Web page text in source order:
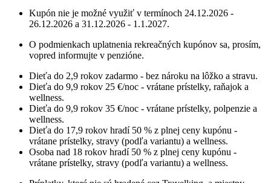
Kupón nie je možné využiť v termínoch 24.12.2026 -
26.12.2026 a 31.12.2026 - 1.1.2027.
O podmienkach uplatnenia rekreačných kupónov sa, prosím,
vopred informujte v penzióne.
Dieťa do 2,9 rokov zadarmo - bez nároku na lôžko a stravu.
Dieťa do 9,9 rokov 25 €/noc - vrátane prístelky, raňajok a
wellness.
Dieťa do 9,9 rokov 35 €/noc - vrátane prístelky, polpenzie a
wellness.
Dieťa do 17,9 rokov hradí 50 % z plnej ceny kupónu -
vrátane prístelky, stravy (podľa variantu) a wellness.
Osoba nad 18 rokov hradí 50 % z plnej ceny kupónu -
vrátane prístelky, stravy (podľa variantu) a wellness.